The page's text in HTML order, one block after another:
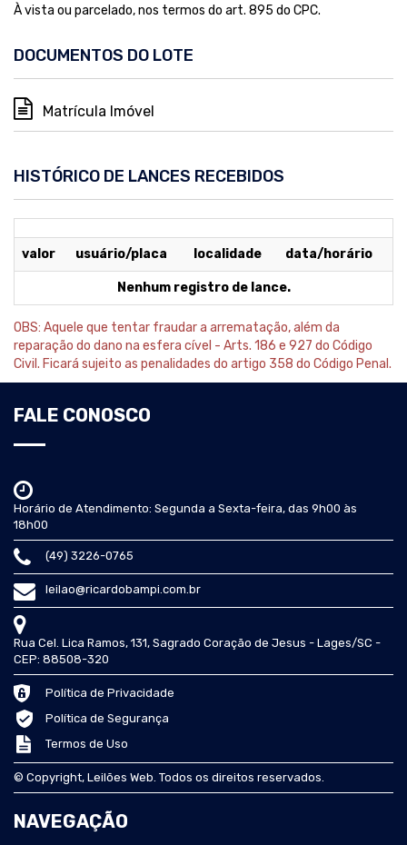
À vista ou parcelado, nos termos do art. 895 do CPC.
DOCUMENTOS DO LOTE
Matrícula Imóvel
HISTÓRICO DE LANCES RECEBIDOS
valor usuário/placa localidade data/horário
Nenhum registro de lance.
OBS: Aquele que tentar fraudar a arrematação, além da
reparação do dano na esfera cível - Arts. 186 e 927 do Código
Civil. Ficará sujeito as penalidades do artigo 358 do Código Penal.
FALE CONOSCO
Horário de Atendimento: Segunda a Sexta-feira, das 9h00 às
18h00
(49) 3226-0765
leilao@ricardobampi.com.br
Rua Cel. Lica Ramos, 131, Sagrado Coração de Jesus - Lages/SC -
CEP: 88508-320
Política de Privacidade
Política de Segurança
Termos de Uso
© Copyright, Leilões Web. Todos os direitos reservados.
NAVEGAÇÃO